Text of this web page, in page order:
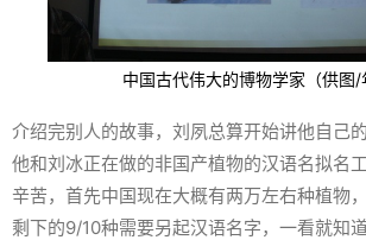
中国古代伟大的博物学家（供图/
介绍完别人的故事，刘夙总算开始讲他自己
他和刘冰正在做的非国产植物的汉语名拟名
辛苦，首先中国现在大概有两万左右种植物
剩下的9/10种需要另起汉语名字，一看就知